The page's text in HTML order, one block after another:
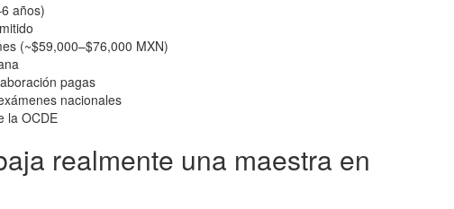
años)
(~$59,000–$76,000 MXN)
pagas
nacionales
la OCDE
realmente una maestra en